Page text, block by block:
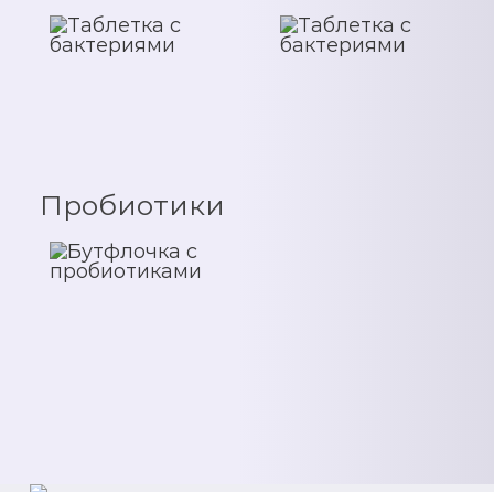
Пробиотики